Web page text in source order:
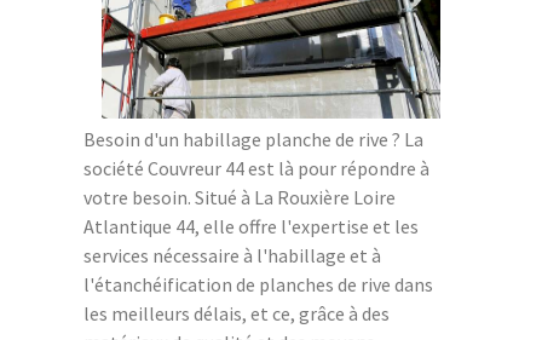
Besoin d'un habillage planche de rive ? La
société Couvreur 44 est là pour répondre à
votre besoin. Situé à La Rouxière Loire
Atlantique 44, elle offre l'expertise et les
services nécessaire à l'habillage et à
l'étanchéification de planches de rive dans
les meilleurs délais, et ce, grâce à des